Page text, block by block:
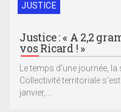
JUSTICE
Justice : « A 2,2
vos Ricard ! »
Le temps d’une journée,
Collectivité territoriale
janvier,...